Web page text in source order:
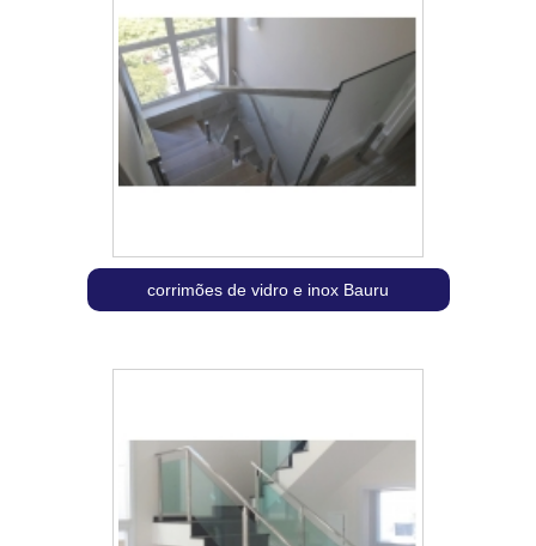
corrimões de vidro e inox Bauru